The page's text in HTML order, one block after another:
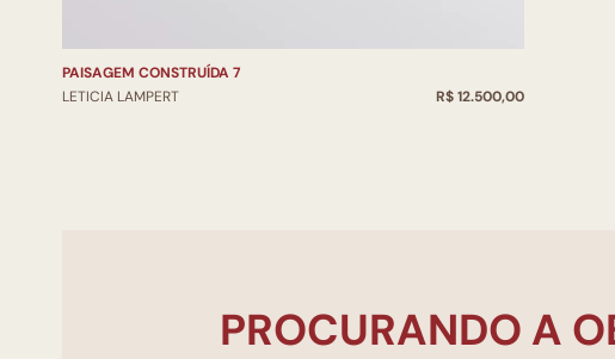
PAISAGEM CONSTRUÍDA 7
LETICIA LAMPERT
R$ 12.500,00
PROCURANDO A